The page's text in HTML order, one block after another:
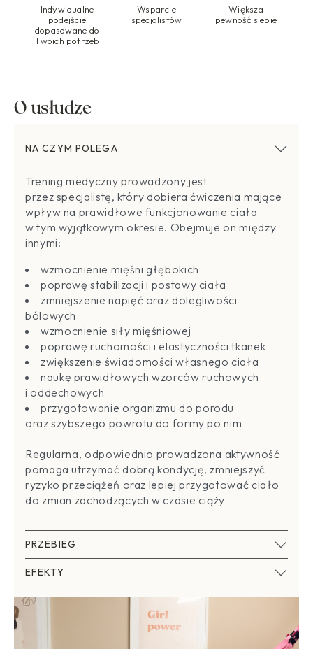
Indywidualne
podejście
dopasowane do
Twoich potrzeb
Wsparcie
specjalistów
Większa
pewność siebie
O usłudze
NA CZYM POLEGA
Trening medyczny prowadzony jest
przez specjalistę, który dobiera ćwiczenia mające
wpływ na prawidłowe funkcjonowanie ciała
w tym wyjątkowym okresie. Obejmuje on między
innymi:
wzmocnienie mięśni głębokich
poprawę stabilizacji i postawy ciała
zmniejszenie napięć oraz dolegliwości
bólowych
wzmocnienie siły mięśniowej
poprawę ruchomości i elastyczności tkanek
zwiększenie świadomości własnego ciała
naukę prawidłowych wzorców ruchowych
i oddechowych
przygotowanie organizmu do porodu
oraz szybszego powrotu do formy po nim
Regularna, odpowiednio prowadzona aktywność
pomaga utrzymać dobrą kondycję, zmniejszyć
ryzyko przeciążeń oraz lepiej przygotować ciało
do zmian zachodzących w czasie ciąży
PRZEBIEG
EFEKTY